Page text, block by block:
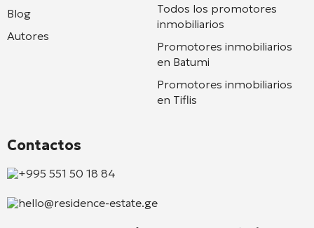
Blog
Autores
Todos los promotores
inmobiliarios
Promotores inmobiliarios
en Batumi
Promotores inmobiliarios
en Tiflis
Contactos
+995 551 50 18 84
hello@residence-estate.ge